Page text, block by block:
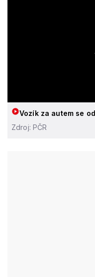
Vozík za autem se
Zdroj: PČR